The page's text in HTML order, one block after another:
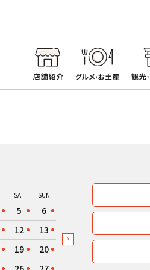
SAT SUN
5
6
12
13
19
20